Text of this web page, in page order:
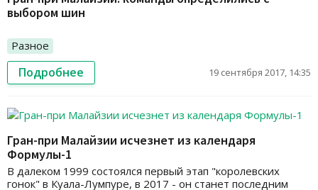
выбором шин
Разное
Подробнее 19 сентября 2017, 14:35
Гран-при Малайзии исчезнет из календаря
Формулы-1
В далеком 1999 состоялся первый этап "королевских
гонок" в Куала-Лумпуре, в 2017 - он станет последним